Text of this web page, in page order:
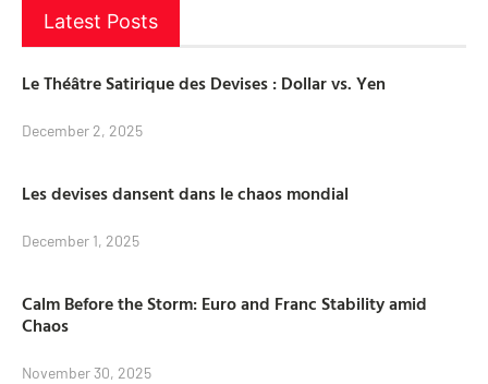
Latest Posts
Le Théâtre Satirique des Devises : Dollar vs. Yen
December 2, 2025
Les devises dansent dans le chaos mondial
December 1, 2025
Calm Before the Storm: Euro and Franc Stability amid
Chaos
November 30, 2025